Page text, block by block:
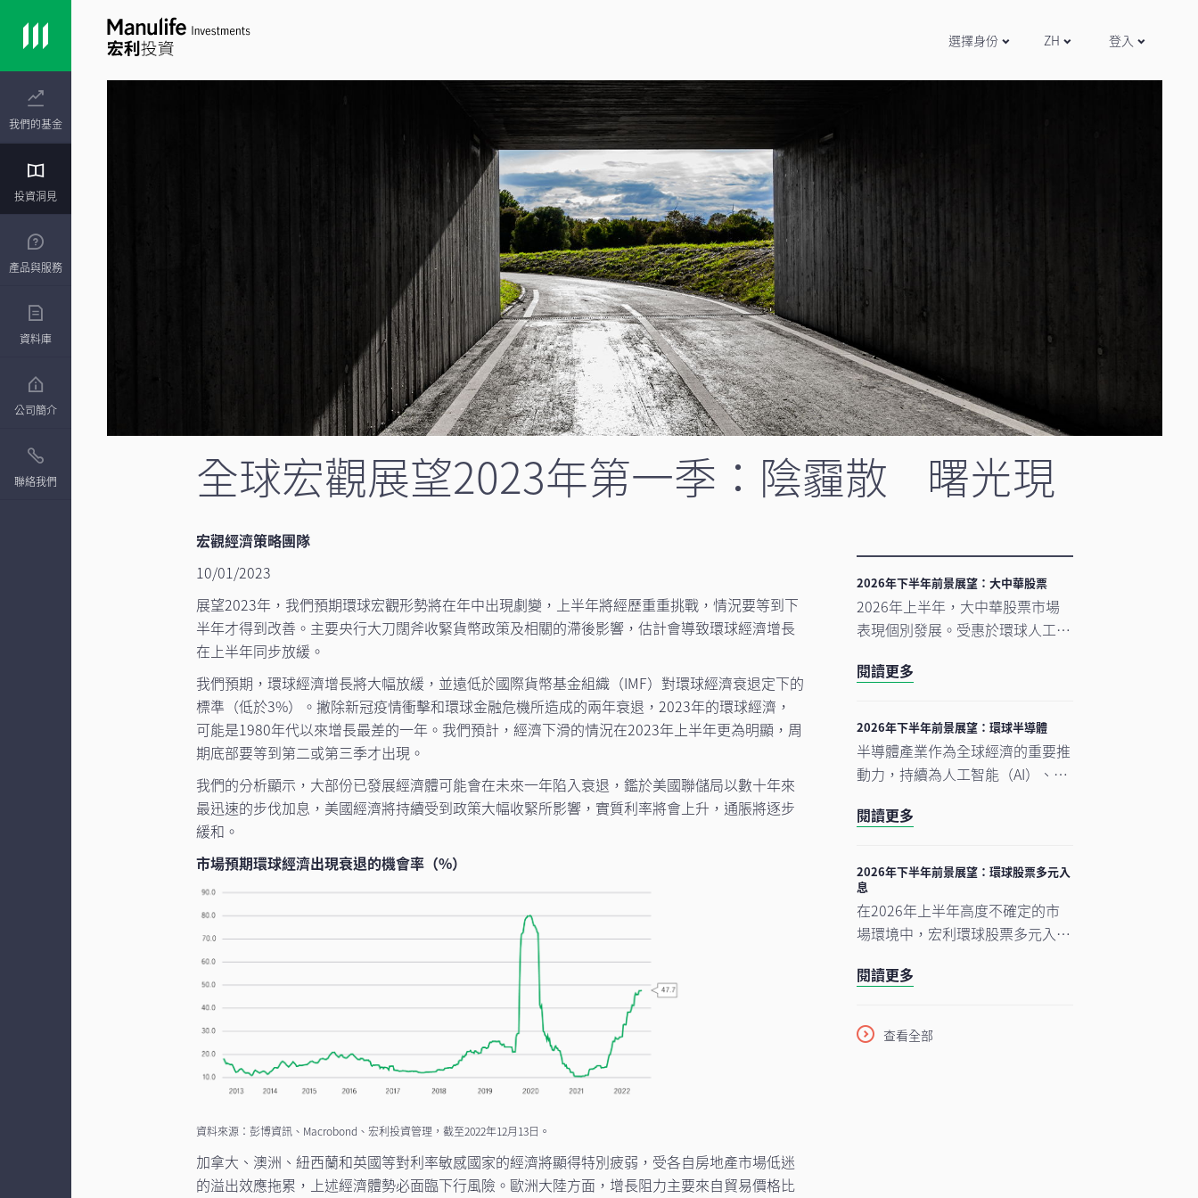
我們的基金
投資洞見
產品與服務
資料庫
公司簡介
聯絡我們
選擇身份 ZH 登入
全球宏觀展望2023年第一季：陰霾散 曙光現
宏觀經濟策略團隊
10/01/2023
展望2023年，我們預期環球宏觀形勢將在年中出現劇變，上半年將經歷重重挑戰，情況要等到下
半年才得到改善。主要央行大刀闊斧收緊貨幣政策及相關的滯後影響，估計會導致環球經濟增長
在上半年同步放緩。
我們預期，環球經濟增長將大幅放緩，並遠低於國際貨幣基金組織（IMF）對環球經濟衰退定下的
標準（低於3%）。撇除新冠疫情衝擊和環球金融危機所造成的兩年衰退，2023年的環球經濟，
可能是1980年代以來增長最差的一年。我們預計，經濟下滑的情況在2023年上半年更為明顯，周
期底部要等到第二或第三季才出現。
我們的分析顯示，大部份已發展經濟體可能會在未來一年陷入衰退，鑑於美國聯儲局以數十年來
最迅速的步伐加息，美國經濟將持續受到政策大幅收緊所影響，實質利率將會上升，通脹將逐步
緩和。
市場預期環球經濟出現衰退的機會率（%）
資料來源：彭博資訊、Macrobond、宏利投資管理，截至2022年12月13日。
加拿大、澳洲、紐西蘭和英國等對利率敏感國家的經濟將顯得特別疲弱，受各自房地產市場低迷
的溢出效應拖累，上述經濟體勢必面臨下行風險。歐洲大陸方面，增長阻力主要來自貿易價格比
2026年下半年前景展望：大中華股票
2026年上半年，大中華股票市場
表現個別發展。受惠於環球人工智
現強勁，中國A股及台灣加權指數
明晟中國指數出現回調，主要受外
賣市場激烈競爭下商業補貼增加，
以及AI資本開支上升所拖累，但我
中。在今次下半年展望中，我們將
於2026年下半年表現的五大利好
因素。此外，投資團隊亦闡釋其看
好台灣地區科技產業增長趨勢有望
延續的原因。
閱讀更多
2026年下半年前景展望：環球半導體
半導體產業作為全球經濟的重要推
動力，持續為人工智能（AI）、雲
供關鍵技術支援。正如我們早前的
性需求及實質基建投資所驅動的完
整生態系統。隨著行業於2026年
上半年錄得亮麗表現，我們對後市
展望仍然正面，認為在盈利增長強
AI使用率仍處於起步階段的支持
下半年，並進一步推進至2027
閱讀更多
2026年下半年前景展望：環球股票多元入
息
在2026年上半年高度不確定的市
場環境中，宏利環球股票多元入息
穩健 ，並展現出相對較低的波動
投資支柱，採取以收益為核心的策
略，並在全球多元分散配置增長
閱讀更多
查看全部